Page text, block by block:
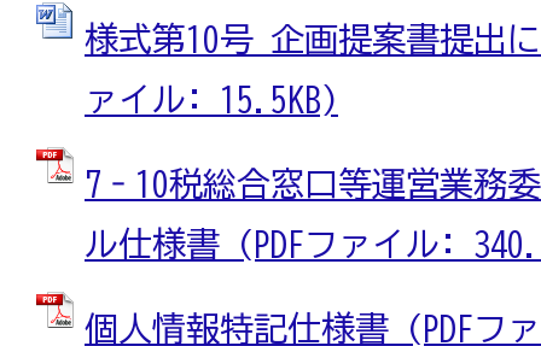
様式第10号 企画提案書提出
ァイル: 15.5KB)
7‐10税総合窓口等運営業務
ル仕様書 (PDFファイル:
個人情報特記仕様書 (PDFフ